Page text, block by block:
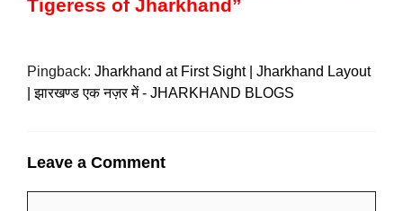
Tigeress of Jharkhand”
Pingback: Jharkhand at First Sight | Jharkhand Layout
| झारखण्ड एक नज़र में - JHARKHAND BLOGS
Leave a Comment